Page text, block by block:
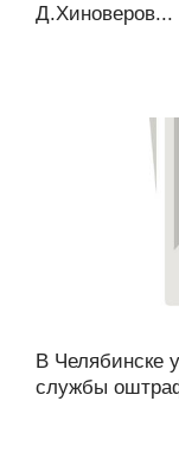
Д.Хиноверов...
В Челябинске
службы